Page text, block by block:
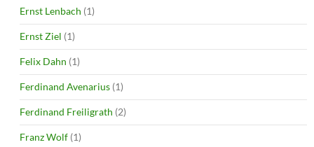
Ernst Lenbach (1)
Ernst Ziel (1)
Felix Dahn (1)
Ferdinand Avenarius (1)
Ferdinand Freiligrath (2)
Franz Wolf (1)